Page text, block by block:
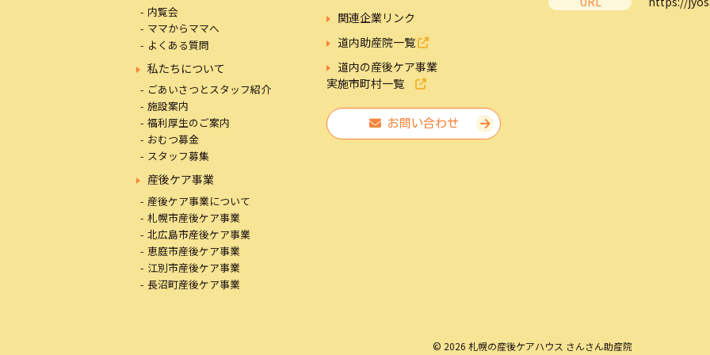
内覧会
ママからママへ
よくある質問
私たちについて
ごあいさつとスタッフ紹介
施設案内
福利厚生のご案内
おむつ募金
スタッフ募集
産後ケア事業
産後ケア事業について
札幌市産後ケア事業
北広島市産後ケア事業
恵庭市産後ケア事業
江別市産後ケア事業
長沼町産後ケア事業
関連企業リンク
道内助産院一覧
道内の産後ケア事業
実施市町村一覧
お問い合わせ
© 2026 札幌の産後ケアハウス さんさん助産院